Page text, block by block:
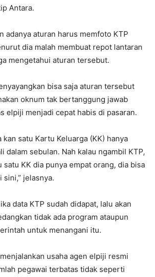
Antara.
adanya aturan harus memfoto KTP
dia malah membuat repot lantaran
mengetahui aturan tersebut.
bisa saja aturan tersebut
oknum tak bertanggung jawab
elpiji menjadi cepat habis di pasaran.
kan satu Kartu Keluarga (KK) hanya
dalam sebulan. Nah kalau ngambil KTP,
satu KK dia punya empat orang, dia bisa
sini,” jelasnya.
data KTP sudah didapat, lalu akan
tidak ada program ataupun
untuk menangani itu.
usaha agen elpiji resmi
pegawai terbatas tidak seperti